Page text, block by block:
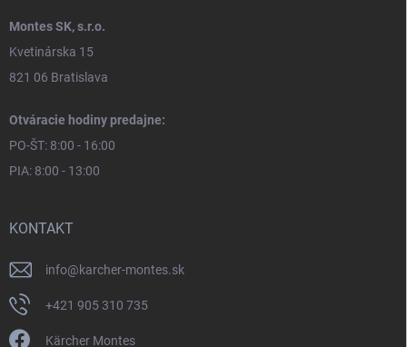
Montes SK, s.r.o.
Kvetinárska 15
821 06 Bratislava
Otváracie hodiny predajne:
PO-ŠT: 8:00 - 16:00
PIA: 8:00 - 13:00
KONTAKT
info@karcher-montes.sk
+421 905 310 735
Kärcher Montes